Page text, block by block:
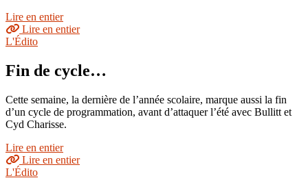
Lire en entier
Lire en entier
L'Édito
Fin de cycle…
Cette semaine, la dernière de l’année scolaire, marque aussi la fin
d’un cycle de programmation, avant d’attaquer l’été avec Bullitt et
Cyd Charisse.
Lire en entier
Lire en entier
L'Édito